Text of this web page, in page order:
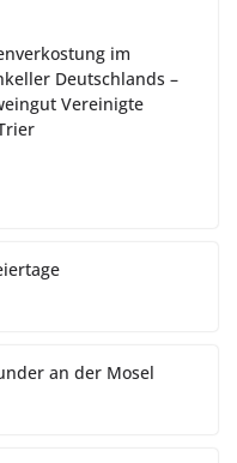
im
Deutschlands –
Vereinigte
an der Mosel